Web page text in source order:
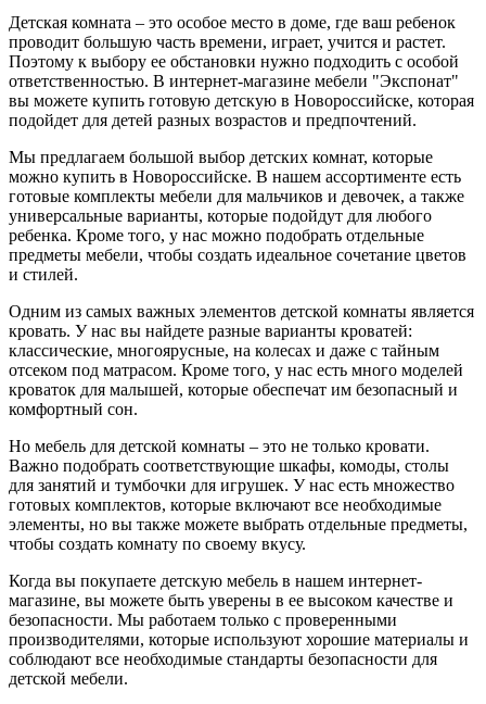
Детская комната – это особое место в доме, где ваш ребенок
проводит большую часть времени, играет, учится и растет.
Поэтому к выбору ее обстановки нужно подходить с особой
ответственностью. В интернет-магазине мебели "Экспонат"
вы можете купить готовую детскую в Новороссийске, которая
подойдет для детей разных возрастов и предпочтений.
Мы предлагаем большой выбор детских комнат, которые
можно купить в Новороссийске. В нашем ассортименте есть
готовые комплекты мебели для мальчиков и девочек, а также
универсальные варианты, которые подойдут для любого
ребенка. Кроме того, у нас можно подобрать отдельные
предметы мебели, чтобы создать идеальное сочетание цветов
и стилей.
Одним из самых важных элементов детской комнаты является
кровать. У нас вы найдете разные варианты кроватей:
классические, многоярусные, на колесах и даже с тайным
отсеком под матрасом. Кроме того, у нас есть много моделей
кроваток для малышей, которые обеспечат им безопасный и
комфортный сон.
Но мебель для детской комнаты – это не только кровати.
Важно подобрать соответствующие шкафы, комоды, столы
для занятий и тумбочки для игрушек. У нас есть множество
готовых комплектов, которые включают все необходимые
элементы, но вы также можете выбрать отдельные предметы,
чтобы создать комнату по своему вкусу.
Когда вы покупаете детскую мебель в нашем интернет-
магазине, вы можете быть уверены в ее высоком качестве и
безопасности. Мы работаем только с проверенными
производителями, которые используют хорошие материалы и
соблюдают все необходимые стандарты безопасности для
детской мебели.